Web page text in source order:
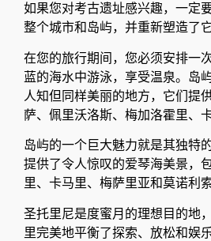
如果您对考古遗址感兴趣，一定
整个城市和岛屿，并重新塑造了
在您的旅行期间，您必须安排一
蓝的海水中游泳，享受温泉。岛
人知但同样美丽的地方，它们提
萨、佩里沃洛斯、梅加洛霍里、
岛屿的一个巨大魅力就是其独特
提供了令人惊叹的爱琴海美景，
里、卡马里、梅萨里亚和莫诺利索
圣托里尼是度蜜月的理想目的地
里完美地平衡了探索、放松和娱乐